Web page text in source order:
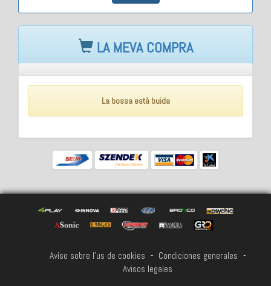
LA MEVA COMPRA
La bossa està buida
Avíso sobre l'us de cookies - Condiciones generales -
Avisos legales